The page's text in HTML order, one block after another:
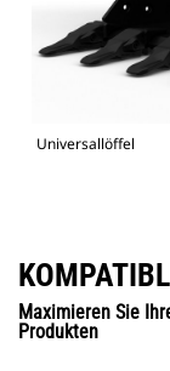
Universallöffel
Maximieren Sie
Produkten